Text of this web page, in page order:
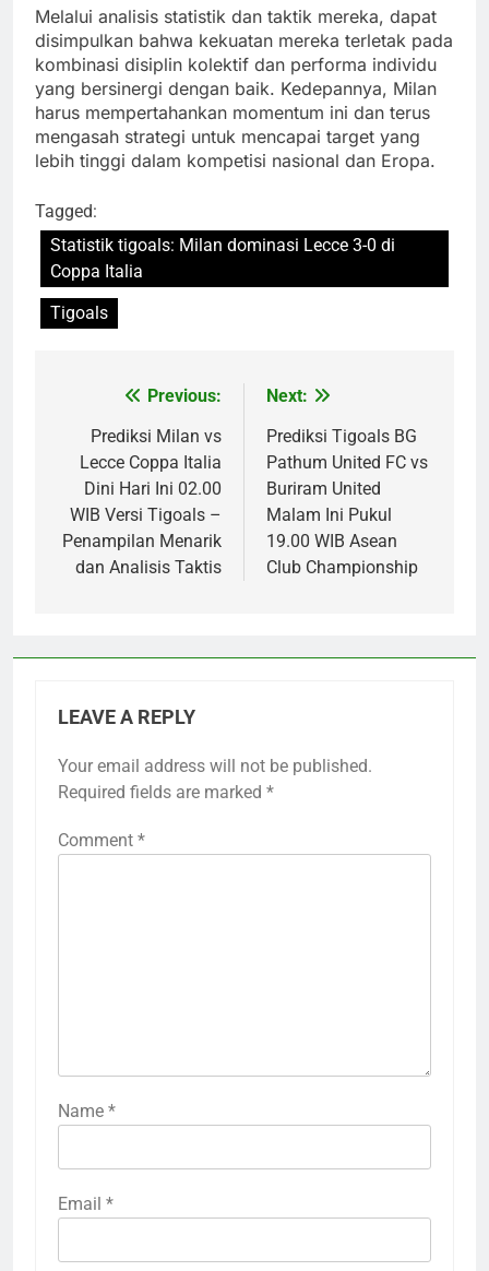
Melalui analisis statistik dan taktik mereka, dapat
disimpulkan bahwa kekuatan mereka terletak pada
kombinasi disiplin kolektif dan performa individu
yang bersinergi dengan baik. Kedepannya, Milan
harus mempertahankan momentum ini dan terus
mengasah strategi untuk mencapai target yang
lebih tinggi dalam kompetisi nasional dan Eropa.
Tagged:
Statistik tigoals: Milan dominasi Lecce 3-0 di
Coppa Italia
Tigoals
navigation
Previous:
Prediksi Milan vs
Lecce Coppa Italia
Dini Hari Ini 02.00
WIB Versi Tigoals –
Penampilan Menarik
dan Analisis Taktis
Next:
Prediksi Tigoals BG
Pathum United FC vs
Buriram United
Malam Ini Pukul
19.00 WIB Asean
Club Championship
LEAVE A REPLY
Your email address will not be published.
Required fields are marked *
Comment *
Name *
Email *